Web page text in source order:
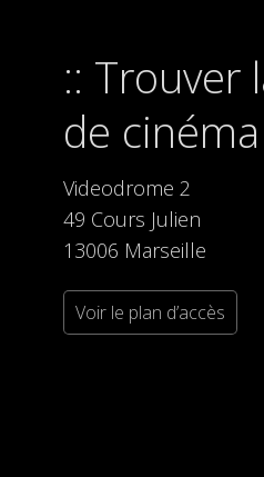
Trouver
de cinéma
Videodrome 2
49 Cours Julien
13006 Marseille
Voir le plan d’accès